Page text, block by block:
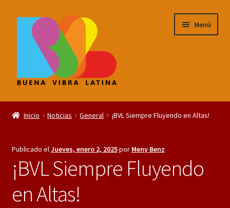
Saltar
navegación
contenido
Menú
¡BVL Noticias!
menú
Inicio Noticias General ¡BVL Siempre Fluyendo en Altas!
Publicado elJueves, enero 2, 2025por Meny Benz
¡BVL Siempre Fluyendo
en Altas!